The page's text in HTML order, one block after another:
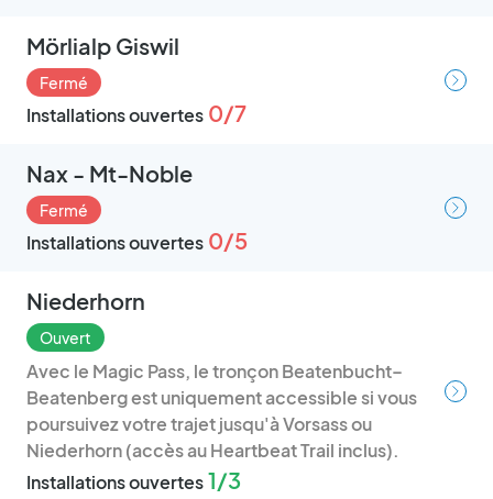
Mörlialp Giswil
Fermé
Installations ouvertes 0/7
Nax - Mt-Noble
Fermé
Installations ouvertes 0/5
Niederhorn
Ouvert
Avec le Magic Pass, le tronçon Beatenbucht–
Beatenberg est uniquement accessible si vous
poursuivez votre trajet jusqu'à Vorsass ou
Niederhorn (accès au Heartbeat Trail inclus).
Installations ouvertes1/3